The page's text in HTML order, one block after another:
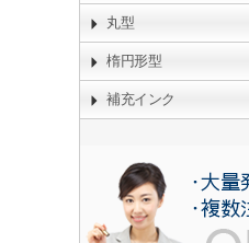
丸型
楕円形型
補充インク